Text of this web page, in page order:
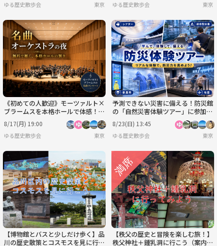
ゆる歴史散歩会 東京 ゆる歴史散歩会 東京
《初めての人歓迎》モーツァルト×
ブラームスを本格ホールで体感！名
曲オーケストラを聴いてみよう
8/17(月) 19:00
ゆる歴史散歩会 東京
予測できない災害に備える！防災館
の「自然災害体験ツアー」に参加し
よう
8/23(日) 13:45
ゆる歴史散歩会 東京
【博物館とバスと少しだけ歩く】品
川の歴史散策とコスモスを見に行こ
【秩父の歴史と冒険を楽しむ旅！】
秩父神社＋鍾乳洞に行こう（案内＋